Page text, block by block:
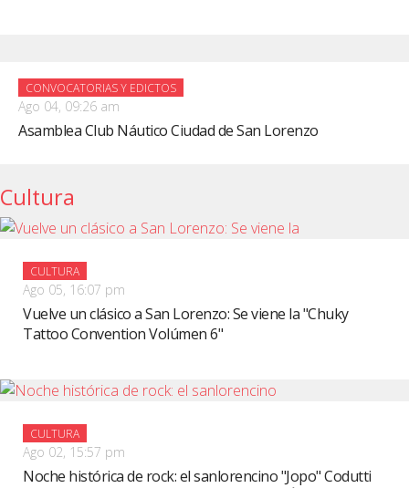
CONVOCATORIAS Y EDICTOS
Ago 04, 09:26 am
Asamblea Club Náutico Ciudad de San Lorenzo
Cultura
CULTURA
Ago 05, 16:07 pm
Vuelve un clásico a San Lorenzo: Se viene la "Chuky
Tattoo Convention Volúmen 6"
CULTURA
Ago 02, 15:57 pm
Noche histórica de rock: el sanlorencino "Jopo" Codutti